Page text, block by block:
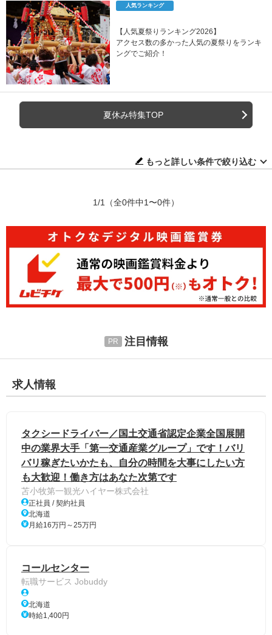
人気ランキング
【人気夏祭りランキング2026】
アクセス数の多かった人気の夏祭りをランキ
ングでご紹介！
夏休み特集TOP
もっと詳しい条件で絞り込む
1/1 （全0件中1〜0件）
注目情報
求人情報
タクシードライバー／国土交通省認定企業全国展開
中の業界大手「第一交通産業グループ」です！バリ
バリ稼ぎたいかたも、自分の時間を大事にしたい方
も大歓迎！働き方はあなた次第です
苫小牧第一観光ハイヤー株式会社
正社員 / 契約社員
北海道
月給16万円～25万円
コールセンター
転職サービス Jobuddy
北海道
時給1,400円